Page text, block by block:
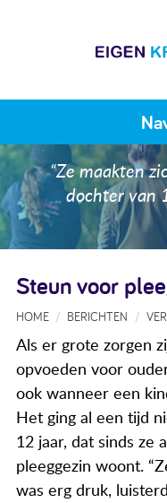
Home
Plan maken
Training
Voor wie
Meedoen
Actueel
Contact
“Ze maakten
dochter van
Steun voor
HOME BERICHTEN
Als er grote zorgen
opvoeden voor
ook wanneer een
Het ging al een tijd
12 jaar, dat sinds ze
pleeggezin woont.
was erg druk,